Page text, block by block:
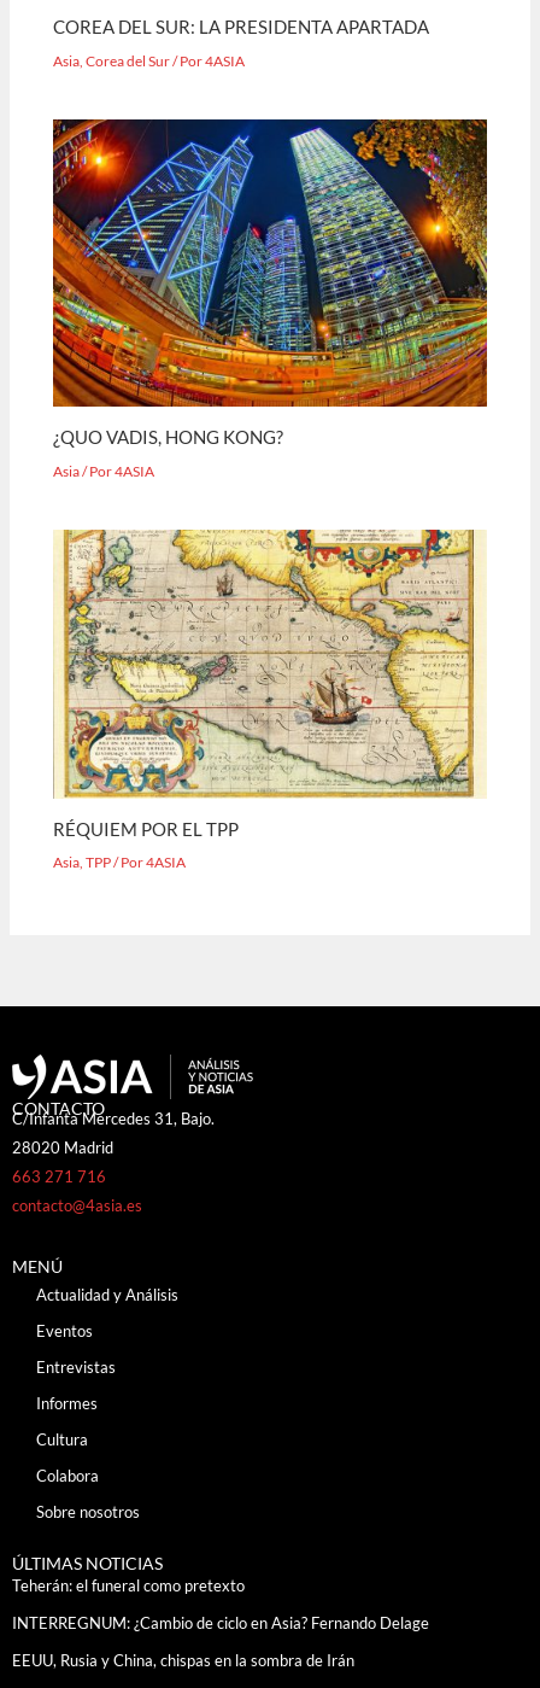
COREA DEL SUR: LA PRESIDENTA APARTADA
Asia ,Corea del Sur/ Por4ASIA
¿QUO VADIS, HONG KONG?
Asia/ Por4ASIA
RÉQUIEM POR EL TPP
Asia,TPP/ Por4ASIA
CONTACTO
C/Infanta Mercedes 31, Bajo.
28020 Madrid
663 271 716
contacto@4asia.es
MENÚ
Actualidad y Análisis
Eventos
Entrevistas
Informes
Cultura
Colabora
Sobre nosotros
ÚLTIMAS NOTICIAS
Teherán: el funeral como pretexto
INTERREGNUM: ¿Cambio de ciclo en Asia? Fernando Delage
EEUU, Rusia y China, chispas en la sombra de Irán